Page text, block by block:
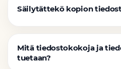
Säilytättekö kopion
Mitä tiedostokokoja ja
tuetaan?